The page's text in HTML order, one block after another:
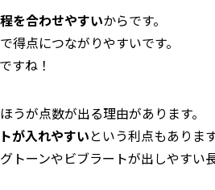
を合わせやすいからです。
得点につながりやすいです。
すね！
うが点数が出る理由があります。
が入れやすいという利点もあります
トーンやビブラートが出しやすい